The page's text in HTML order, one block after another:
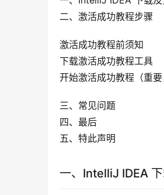
二、激活成功教程步骤
激活成功教程前须知
下载激活成功教程工具
开始激活成功教程（重
三、常见问题
四、最后
五、特此声明
一、IntelliJ IDEA